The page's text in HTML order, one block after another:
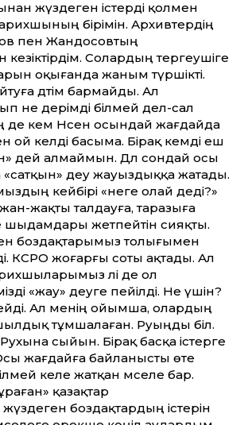
жүздеген істерді қолмен
бірімін. Архивтердің
пен Жандосовтың
Солардың тергеушіге
оқығанда жаным түршікті.
дәтім бармайды. Ал
не дерімді білмей дел-сал
әкем Нәсен осындай жағдайда
ой келді басыма. Бірақ әкемді еш
дей алмаймын. Дәл сондай осы
«сатқын» деу жауыздыққа жатады.
кейбірі «неге олай деді?»
жақты талдауға, таразыға
жетпейтін сияқты.
боздақтарымыз толығымен
КСРО жоғарғы соты ақтады. Ал
әлі де ол
«жау» деуге пейілді. Не үшін?
Ал менің ойымша, олардың
тұмшалаған. Руыңды біл.
сыйын. Бірақ басқа істерге
жағдайға байланысты өте
келе жатқан мәселе бар.
қазақтар
боздақтардың істерін